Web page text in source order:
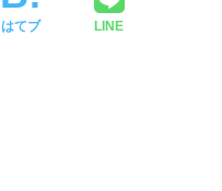
はてブ LINE